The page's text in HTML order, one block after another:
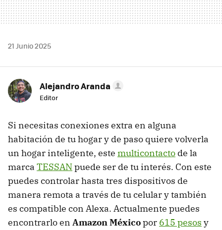
21 Junio 2025
Alejandro Aranda
Editor
Si necesitas conexiones extra en alguna
habitación de tu hogar y de paso quiere volverla
un hogar inteligente, este multicontacto de la
marca TESSANpuede ser de tu interés. Con este
puedes controlar hasta tres dispositivos de
manera remota a través de tu celular y también
es compatible con Alexa. Actualmente puedes
encontrarlo en Amazon Méxicopor 615 pesos y